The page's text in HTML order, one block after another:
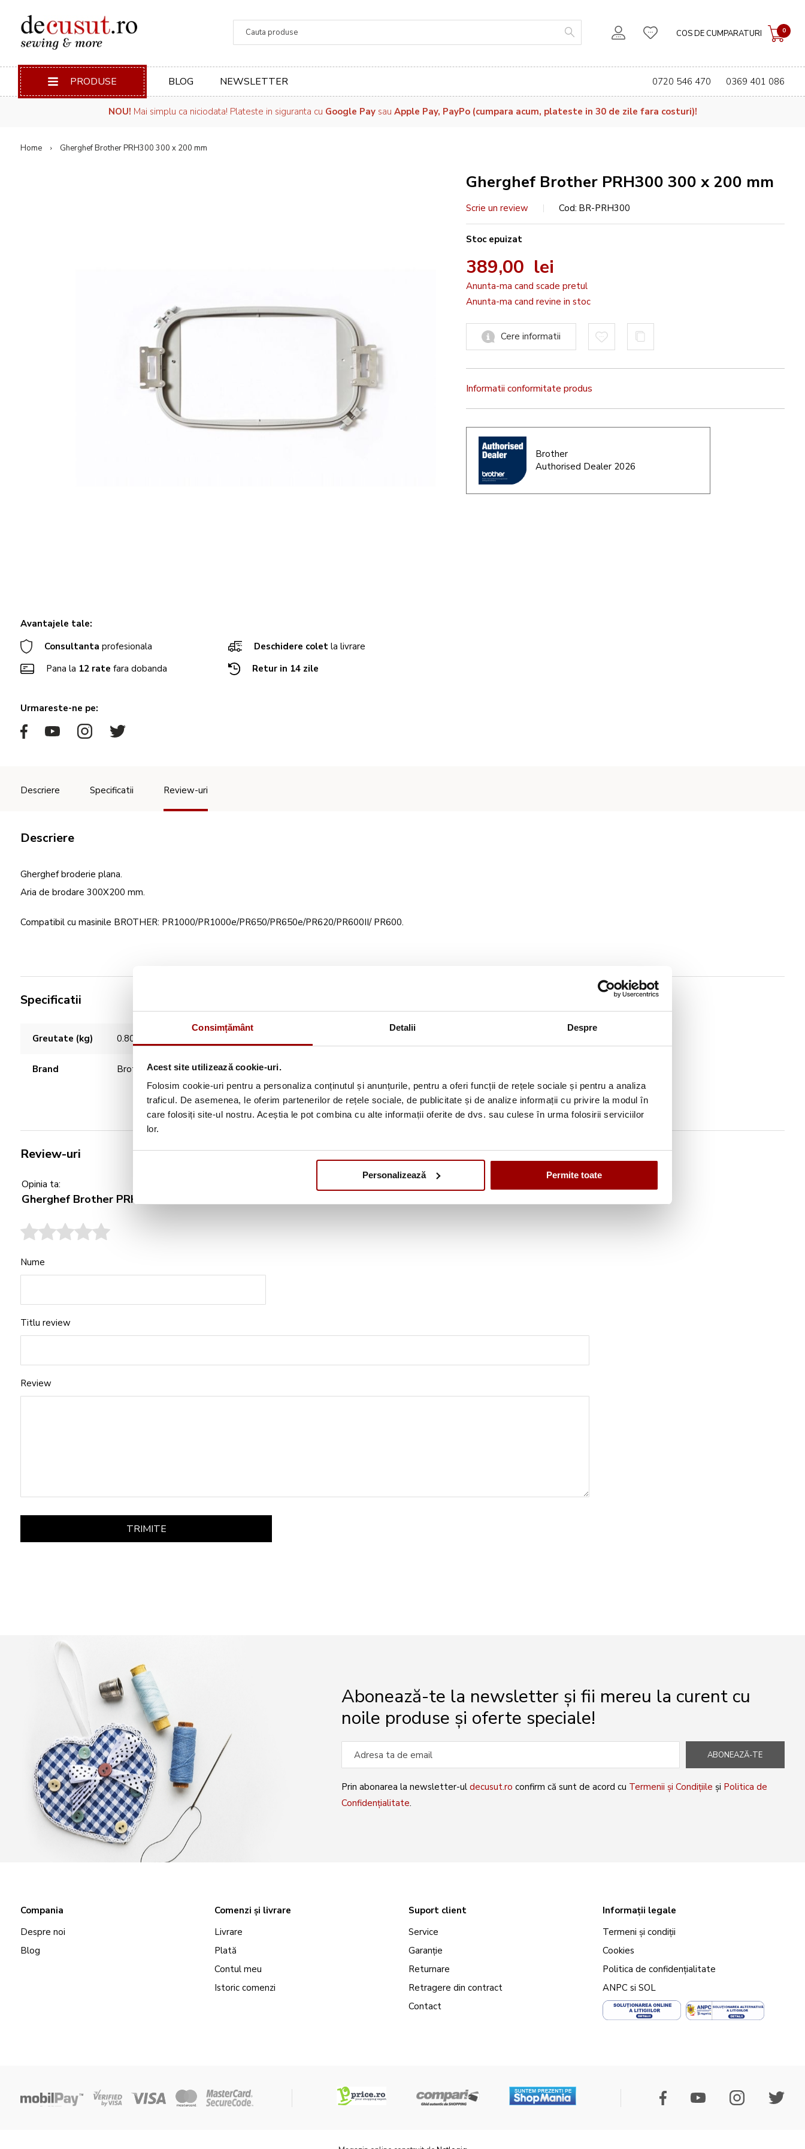
Consimțământ Detalii Despre
Acest site utilizează cookie-uri.
Folosim cookie-uri pentru a personaliza conținutul și anunțurile, pentru a oferi funcții de rețele sociale și pentru a analiza
traficul. De asemenea, le oferim partenerilor de rețele sociale, de publicitate și de analize informații cu privire la modul în
care folosiți site-ul nostru. Aceștia le pot combina cu alte informații oferite de dvs. sau culese în urma folosirii serviciilor
lor.
Personalizează Permite toate
COS DE CUMPARATURI 0
PRODUSE BLOG NEWSLETTER 0720 546 470 0369 401 086
NOU! Mai simplu ca niciodata! Plateste in siguranta cu Google Paysau Apple Pay, PayPo (cumpara acum, plateste in 30 de zile fara costuri)!
Home Gherghef Brother PRH300 300 x 200 mm
Avantajele tale:
Consultanta profesionala Deschidere colet la livrare
Pana la 12 rate fara dobanda Retur in 14 zile
Urmareste-ne pe:
Gherghef Brother PRH300 300 x 200 mm
Scrie un review Cod BR-PRH300
Stoc epuizat
389,00 lei
Anunta-ma cand scade pretul
Anunta-ma cand revine in stoc
Cere informatii
Informatii conformitate produs
Brother
Authorised Dealer 2026
Descriere Specificatii Review-uri
Descriere
Gherghef broderie plana.
Aria de brodare 300X200 mm.
Compatibil cu masinile BROTHER: PR1000/PR1000e/PR650/PR650e/PR620/PR600II/ PR600.
Specificatii
Greutate (kg)
0.80
Brand Brother
Review-uri
Opinia ta:
Gherghef Brother PRH300 300 x 200 mm
Nume
Titlu review
Review
TRIMITE
Abonează-te la newsletter și fii mereu la curent cu
noile produse și oferte speciale!
ABONEAZĂ-TE
Prin abonarea la newsletter-ul decusut.ro confirm că sunt de acord cu Termenii și Condițiile și Politica de
Confidențialitate.
Compania
Despre noi
Blog
Comenzi și livrare
Livrare
Plată
Contul meu
Istoric comenzi
Suport client
Service
Garanție
Returnare
Retragere din contract
Contact
Informații legale
Termeni și condiții
Cookies
Politica de confidențialitate
ANPC si SOL